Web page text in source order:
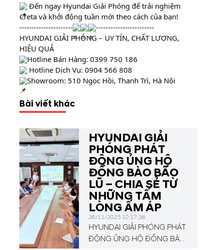
Đến ngay Hyundai Giải Phóng để trải nghiệm
Creta và khởi động tuần mới theo cách của bạn!
----------------------
------------------------
HYUNDAI GIẢI PHÓNG – UY TÍN, CHẤT LƯỢNG,
HIỆU QUẢ
Hotline Bán Hàng: 0399 750 186
Hotline Dịch Vụ: 0904 566 808
Showroom: 510 Ngọc Hồi, Thanh Trì, Hà Nội
Bài viết khác
HYUNDAI GIẢI
PHÓNG PHÁT
ĐỘNG ỦNG HỘ
ĐỒNG BÀO BÃO
LŨ – CHIA SẺ TỪ
NHỮNG TẤM
LÒNG ẤM ÁP
26/11/2025 10:17:38
HYUNDAI GIẢI PHÓNG PHÁT
ĐỘNG ỦNG HỘ ĐỒNG BÀO